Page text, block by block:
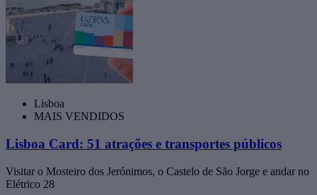
Lisboa
MAIS VENDIDOS
Lisboa Card: 51 atrações e transportes públicos
Visitar o Mosteiro dos Jerónimos, o Castelo de São Jorge e andar no
Elétrico 28